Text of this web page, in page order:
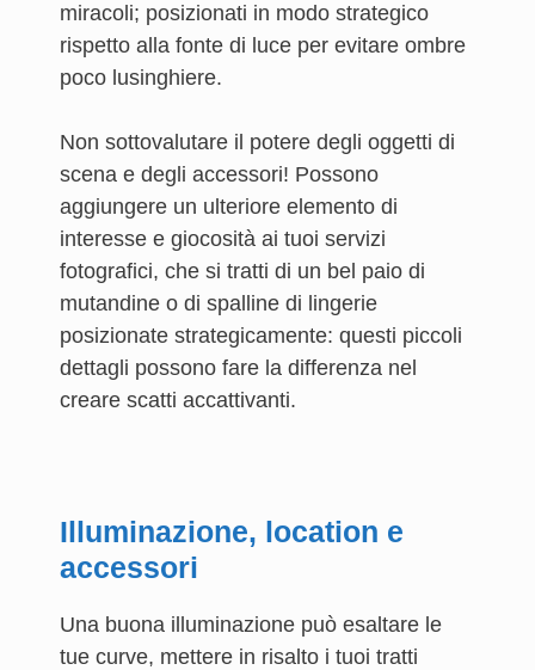
miracoli; posizionati in modo strategico
rispetto alla fonte di luce per evitare ombre
poco lusinghiere.
Non sottovalutare il potere degli oggetti di
scena e degli accessori! Possono
aggiungere un ulteriore elemento di
interesse e giocosità ai tuoi servizi
fotografici, che si tratti di un bel paio di
mutandine o di spalline di lingerie
posizionate strategicamente: questi piccoli
dettagli possono fare la differenza nel
creare scatti accattivanti.
Illuminazione, location e
accessori
Una buona illuminazione può esaltare le
tue curve, mettere in risalto i tuoi tratti